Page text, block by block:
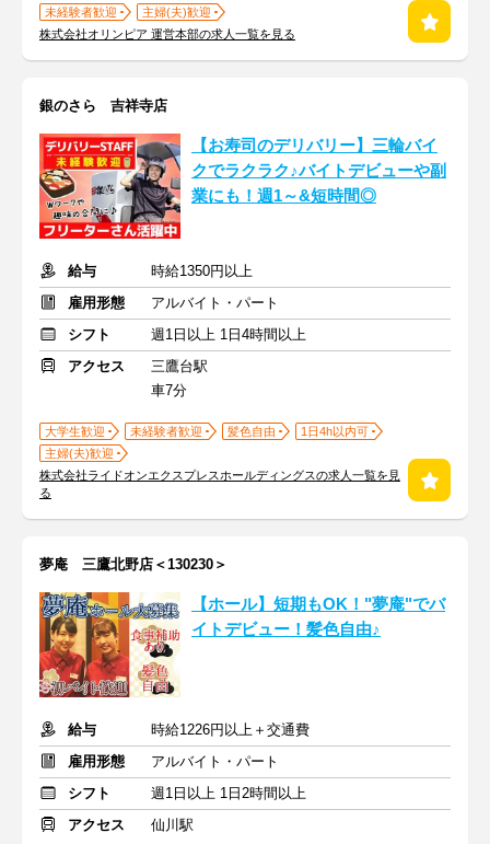
未経験者歓迎
主婦(夫)歓迎
株式会社オリンピア 運営本部の求人一覧を見る
銀のさら 吉祥寺店
【お寿司のデリバリー】三輪バイ
クでラクラク♪バイトデビューや副
業にも！週1～&短時間◎
給与
時給1350円以上
雇用形態
アルバイト・パート
シフト
週1日以上 1日4時間以上
アクセス
三鷹台駅
車7分
大学生歓迎 未経験者歓迎 髪色自由
1日4h以内可
主婦(夫)歓迎
株式会社ライドオンエクスプレスホールディングスの求人一覧を見
る
夢庵 三鷹北野店＜130230＞
【ホール】短期もOK！"夢庵"でバ
イトデビュー！髪色自由♪
給与
時給1226円以上＋交通費
雇用形態
アルバイト・パート
シフト
週1日以上 1日2時間以上
アクセス
仙川駅